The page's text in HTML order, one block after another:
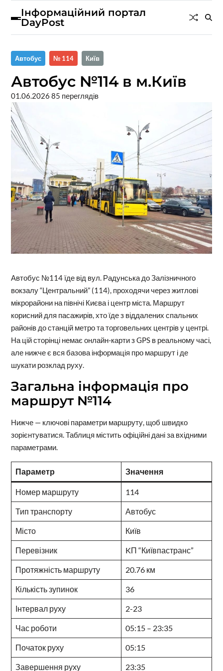
Інформаційний портал
DayPost
Автобус № 114 Київ
Автобус №114 в м.Київ
01.06.2026 85 переглядів
Автобус №114 їде від вул. Радунська до Залізничного
вокзалу “Центральний” (114), проходячи через житлові
мікрорайони на північі Києва і центр міста. Маршрут
корисний для пасажирів, хто їде з віддалених спальних
районів до станцій метро та торговельних центрів у центрі.
На цій сторінці немає онлайн-карти з GPS в реальному часі,
але нижче є вся базова інформація про маршрут і де
шукати розклад руху.
Загальна інформація про
маршрут №114
Нижче — ключові параметри маршруту, щоб швидко
зорієнтуватися. Таблиця містить офіційні дані за вхідними
параметрами.
Параметр Значення
Номер маршруту 114
Тип транспорту Автобус
Місто Київ
Перевізник KП “Київпастранс”
Протяжність маршруту 20.76 км
Кількість зупинок 36
Інтервал руху 2-23
Час роботи 05:15 – 23:35
Початок руху 05:15
Завершення руху 23:35